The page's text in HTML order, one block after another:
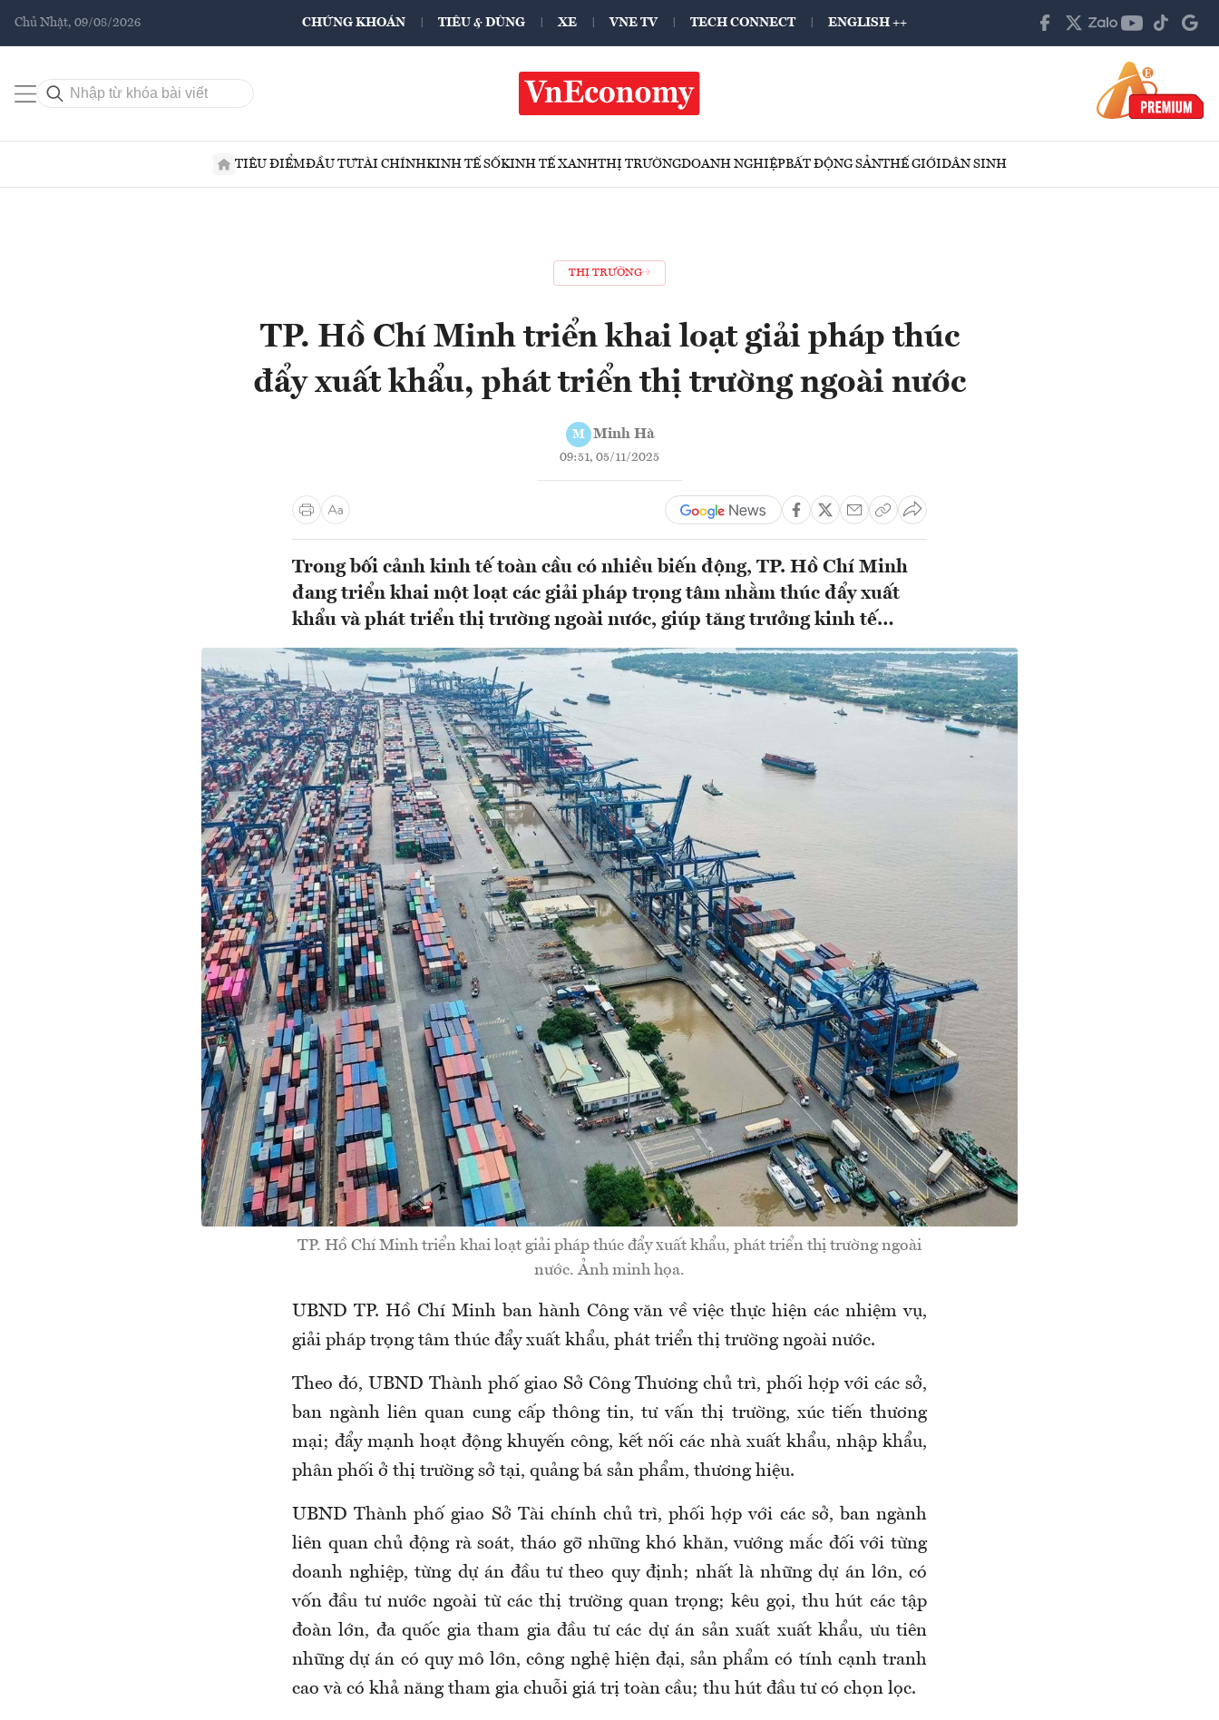
Chủ Nhật, 09/08/2026 CHỨNG KHOÁN TIÊU & DÙNG XE VNE TV TECH CONNECT ENGLISH ++
TIÊU ĐIỂMĐẦU TƯTÀI CHÍNHKINH TẾ SỐKINH TẾ XANHTHỊ TRƯỜNGDOANH NGHIỆPBẤT ĐỘNG SẢNTHẾ GIỚIDÂN SINH
THỊ TRƯỜNG
TP. Hồ Chí Minh triển khai loạt giải pháp thúc
đẩy xuất khẩu, phát triển thị trường ngoài nước
M Minh Hà
09:51, 05/11/2025
Trong bối cảnh kinh tế toàn cầu có nhiều biến động, TP. Hồ Chí Minh
đang triển khai một loạt các giải pháp trọng tâm nhằm thúc đẩy xuất
khẩu và phát triển thị trường ngoài nước, giúp tăng trưởng kinh tế…
TP. Hồ Chí Minh triển khai loạt giải pháp thúc đẩy xuất khẩu, phát triển thị trường ngoài
nước. Ảnh minh họa.
UBND TP. Hồ Chí Minh ban hành Công văn về việc thực hiện các nhiệm vụ,
giải pháp trọng tâm thúc đẩy xuất khẩu, phát triển thị trường ngoài nước.
Theo đó, UBND Thành phố giao Sở Công Thương chủ trì, phối hợp với các sở,
ban ngành liên quan cung cấp thông tin, tư vấn thị trường, xúc tiến thương
mại; đẩy mạnh hoạt động khuyến công, kết nối các nhà xuất khẩu, nhập khẩu,
phân phối ở thị trường sở tại, quảng bá sản phẩm, thương hiệu.
UBND Thành phố giao Sở Tài chính chủ trì, phối hợp với các sở, ban ngành
liên quan chủ động rà soát, tháo gỡ những khó khăn, vướng mắc đối với từng
doanh nghiệp, từng dự án đầu tư theo quy định; nhất là những dự án lớn, có
vốn đầu tư nước ngoài từ các thị trường quan trọng; kêu gọi, thu hút các tập
đoàn lớn, đa quốc gia tham gia đầu tư các dự án sản xuất xuất khẩu, ưu tiên
những dự án có quy mô lớn, công nghệ hiện đại, sản phẩm có tính cạnh tranh
cao và có khả năng tham gia chuỗi giá trị toàn cầu; thu hút đầu tư có chọn lọc.